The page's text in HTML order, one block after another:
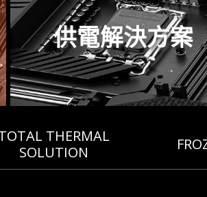
供電解決方案
THERMAL
SOLUTION